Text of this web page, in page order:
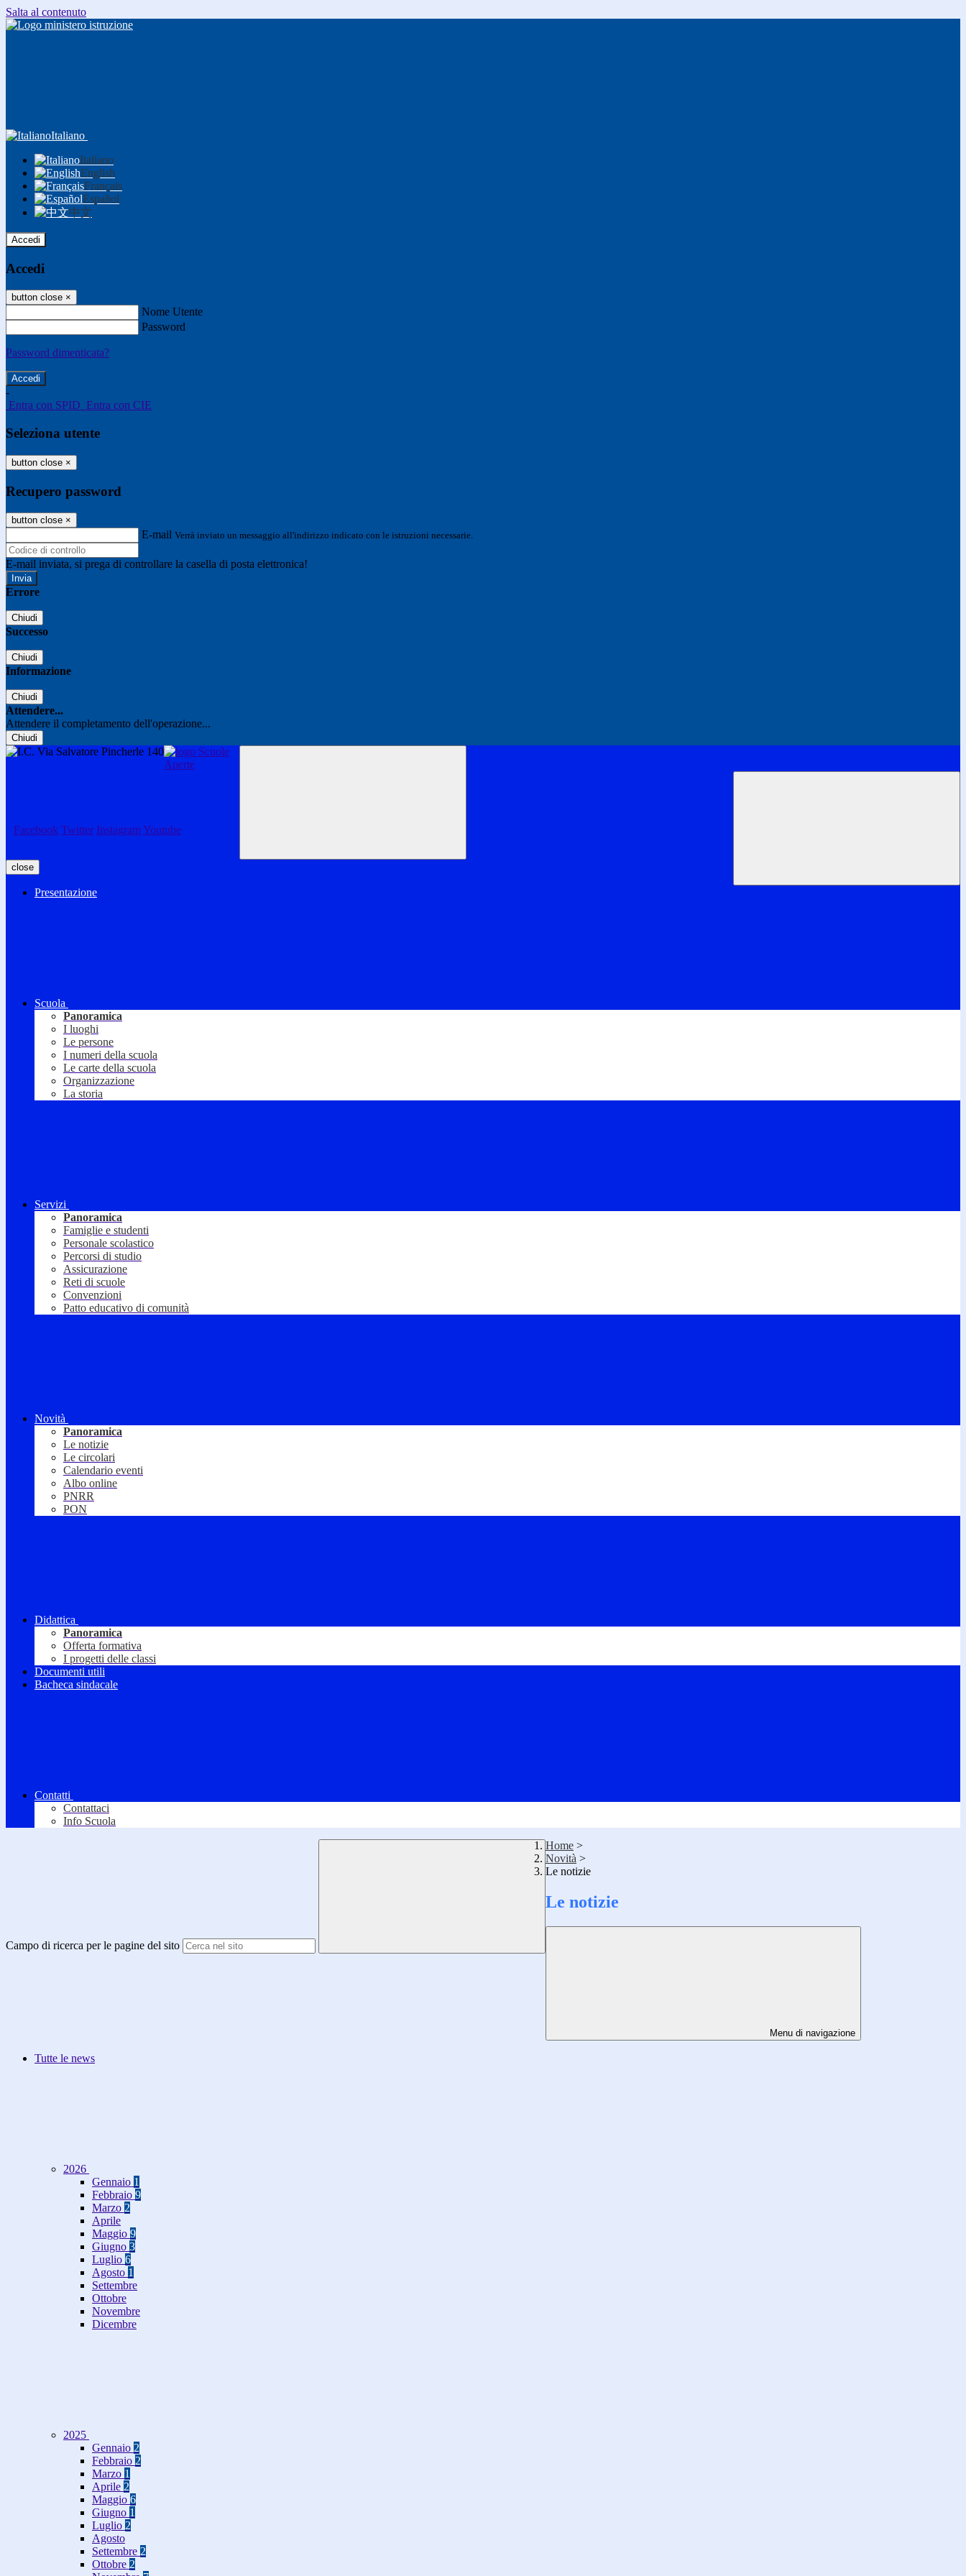
Salta al contenuto
Italiano
Italiano
English
Français
Español
中文
Accedi
Accedi
button close ×
Nome Utente
Password
Password dimenticata?
-
Entra con SPID Entra con CIE
Seleziona utente
button close ×
Recupero password
button close ×
E-mail Verrà inviato un messaggio all'indirizzo indicato con le istruzioni necessarie.
E-mail inviata, si prega di controllare la casella di posta elettronica!
Errore
Chiudi
Successo
Chiudi
Informazione
Chiudi
Attendere...
Attendere il completamento dell'operazione...
Chiudi
Facebook Twitter Instagram Youtube
close
Presentazione
Scuola
Panoramica
I luoghi
Le persone
I numeri della scuola
Le carte della scuola
Organizzazione
La storia
Servizi
Panoramica
Famiglie e studenti
Personale scolastico
Percorsi di studio
Assicurazione
Reti di scuole
Convenzioni
Patto educativo di comunità
Novità
Panoramica
Le notizie
Le circolari
Calendario eventi
Albo online
PNRR
PON
Didattica
Panoramica
Offerta formativa
I progetti delle classi
Documenti utili
Bacheca sindacale
Contatti
Contattaci
Info Scuola
Campo di ricerca per le pagine del sito
Home >
Novità >
Le notizie
Le notizie
Menu di navigazione
Tutte le news
2026
Gennaio 1
Febbraio 9
Marzo 2
Aprile
Maggio 9
Giugno 3
Luglio 6
Agosto 1
Settembre
Ottobre
Novembre
Dicembre
2025
Gennaio 2
Febbraio 2
Marzo 1
Aprile 2
Maggio 6
Giugno 1
Luglio 2
Agosto
Settembre 2
Ottobre 2